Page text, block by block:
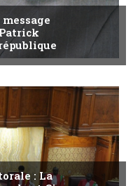
: La